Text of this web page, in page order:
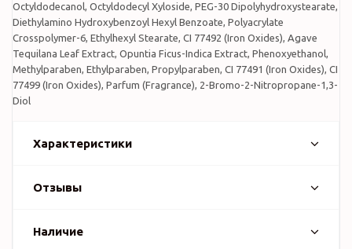
Octyldodecanol, Octyldodecyl Xyloside, PEG-30 Dipolyhydroxystearate,
Diethylamino Hydroxybenzoyl Hexyl Benzoate, Polyacrylate
Crosspolymer-6, Ethylhexyl Stearate, CI 77492 (Iron Oxides), Agave
Tequilana Leaf Extract, Opuntia Ficus-Indica Extract, Phenoxyethanol,
Methylparaben, Ethylparaben, Propylparaben, CI 77491 (Iron Oxides), CI
77499 (Iron Oxides), Parfum (Fragrance), 2-Bromo-2-Nitropropane-1,3-
Diol
Характеристики
Отзывы
Наличие